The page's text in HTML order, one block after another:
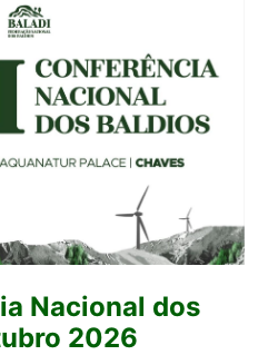
Nacional dos
2026